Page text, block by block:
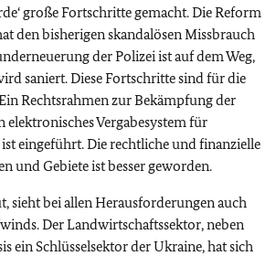
große Fortschritte gemacht. Die Reform
den bisherigen skandalösen Missbrauch
der Polizei ist auf dem Weg,
saniert. Diese Fortschritte sind für die
Rechtsrahmen zur Bekämpfung der
Vergabesystem für
eingeführt. Die rechtliche und finanzielle
und Gebiete ist besser geworden.
sieht bei allen Herausforderungen auch
Der Landwirtschaftssektor, neben
ein Schlüsselsektor der Ukraine, hat sich